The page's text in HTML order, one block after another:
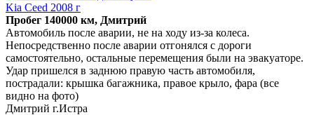
Kia Ceed 2008 г
Пробег 140000 км, Дмитрий
Автомобиль после аварии, не на ходу из-за колеса.
Непосредственно после аварии отгонялся с дороги
самостоятельно, остальные перемещения были на эвакуаторе.
Удар пришелся в заднюю правую часть автомобиля,
пострадали: крышка багажника, правое крыло, фара (все
видно на фото)
Дмитрий г.Истра